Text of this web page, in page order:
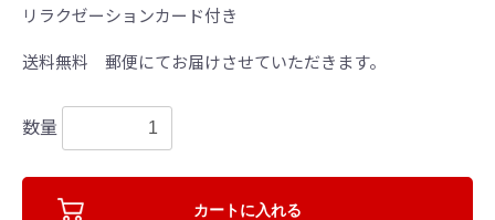
リラクゼーションカード付き
送料無料 郵便にてお届けさせていただきます。
数量
カートに入れる